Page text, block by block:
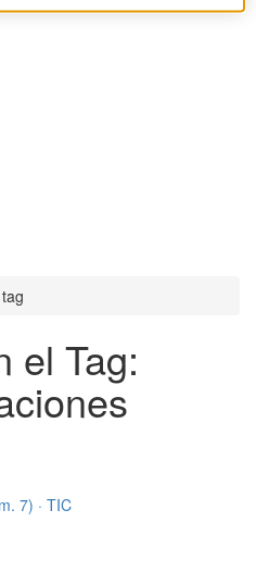
tag
el Tag:
7) · TIC